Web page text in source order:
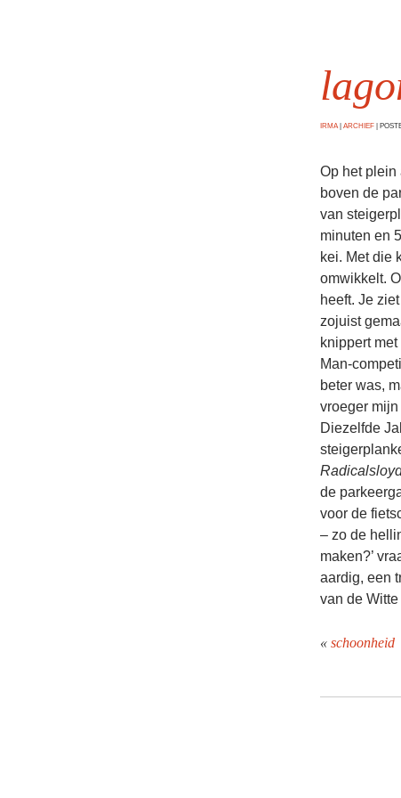
IRMA ARCHIEF
Op het plein
boven de
van
minuten en
kei. Met die
omwikkelt.
heeft. Je
zojuist
knippert
Man-
beter was,
vroeger
Diezelfde
de
voor de
– zo de
maken?’
aardig, een
van de Witte
« schoonheid